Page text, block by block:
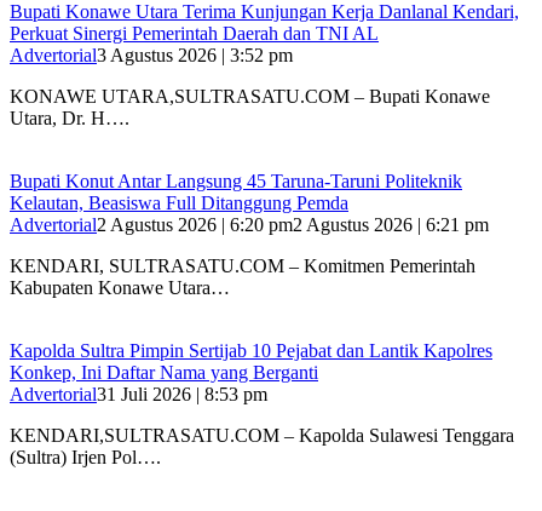
Bupati Konawe Utara Terima Kunjungan Kerja Danlanal Kendari,
Perkuat Sinergi Pemerintah Daerah dan TNI AL
Advertorial3 Agustus 2026 | 3:52 pm
‎KONAWE UTARA,SULTRASATU.COM – Bupati Konawe
Utara, Dr. H….
Bupati Konut Antar Langsung 45 Taruna-Taruni Politeknik
Kelautan, Beasiswa Full Ditanggung Pemda
Advertorial2 Agustus 2026 | 6:20 pm2 Agustus 2026 | 6:21 pm
KENDARI, SULTRASATU.COM – Komitmen Pemerintah
Kabupaten Konawe Utara…
‎Kapolda Sultra Pimpin Sertijab 10 Pejabat dan Lantik Kapolres
Konkep, Ini Daftar Nama yang Berganti
Advertorial31 Juli 2026 | 8:53 pm
‎KENDARI,SULTRASATU.COM – Kapolda Sulawesi Tenggara
(Sultra) Irjen Pol….